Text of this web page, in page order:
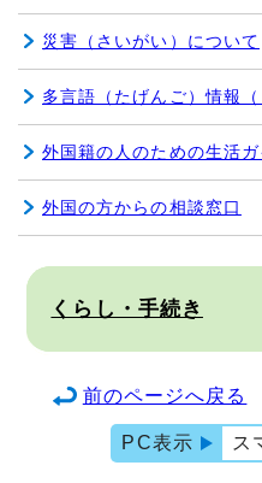
災害（さいがい）について
多言語（たげんご）情報
外国籍の人のための生活ガ
外国の方からの相談窓口
くらし・手続き
前のページへ戻る
PC表示 ス